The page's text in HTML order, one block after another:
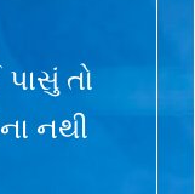
તો
નથી